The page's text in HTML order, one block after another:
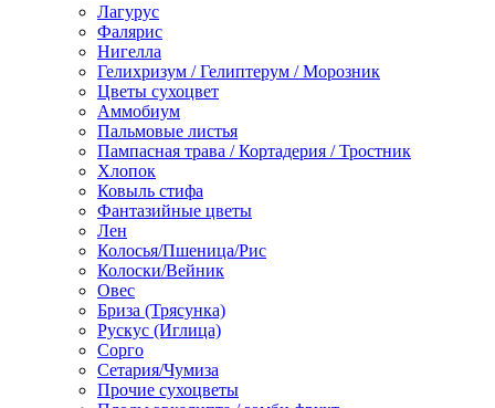
Лагурус
Фалярис
Нигелла
Гелихризум / Гелиптерум / Морозник
Цветы сухоцвет
Аммобиум
Пальмовые листья
Пампасная трава / Кортадерия / Тростник
Хлопок
Ковыль стифа
Фантазийные цветы
Лен
Колосья/Пшеница/Рис
Колоски/Вейник
Овес
Бриза (Трясунка)
Рускус (Иглица)
Сорго
Сетария/Чумиза
Прочие сухоцветы